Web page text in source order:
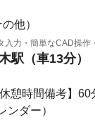
他）
入力・簡単なCAD操
駅（車13分）
ンダー）